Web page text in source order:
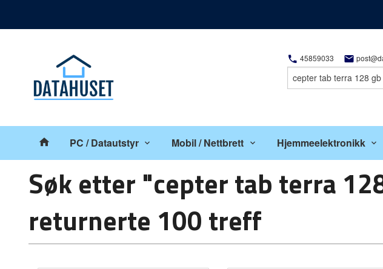
45859033
Produkter
PC / Datautstyr Mobil / Nettbrett Hjemmeelektronikk
Søk etter "cepter tab terra
returnerte 100 treff